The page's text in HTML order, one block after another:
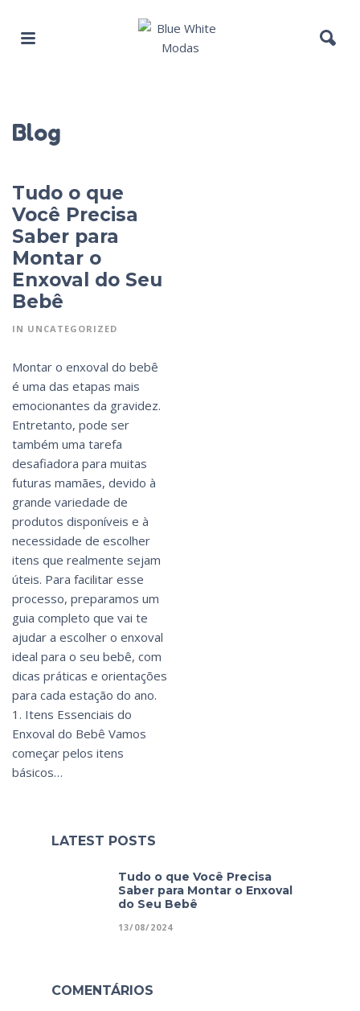
Blog
Tudo o que
Você Precisa
Saber para
Montar o
Enxoval do Seu
Bebê
IN UNCATEGORIZED
Montar o enxoval do bebê
é uma das etapas mais
emocionantes da gravidez.
Entretanto, pode ser
também uma tarefa
desafiadora para muitas
futuras mamães, devido à
grande variedade de
produtos disponíveis e à
necessidade de escolher
itens que realmente sejam
úteis. Para facilitar esse
processo, preparamos um
guia completo que vai te
ajudar a escolher o enxoval
ideal para o seu bebê, com
dicas práticas e orientações
para cada estação do ano.
1. Itens Essenciais do
Enxoval do Bebê Vamos
começar pelos itens
básicos…
LATEST POSTS
Tudo o que Você Precisa
Saber para Montar o Enxoval
do Seu Bebê
13/08/2024
COMENTÁRIOS